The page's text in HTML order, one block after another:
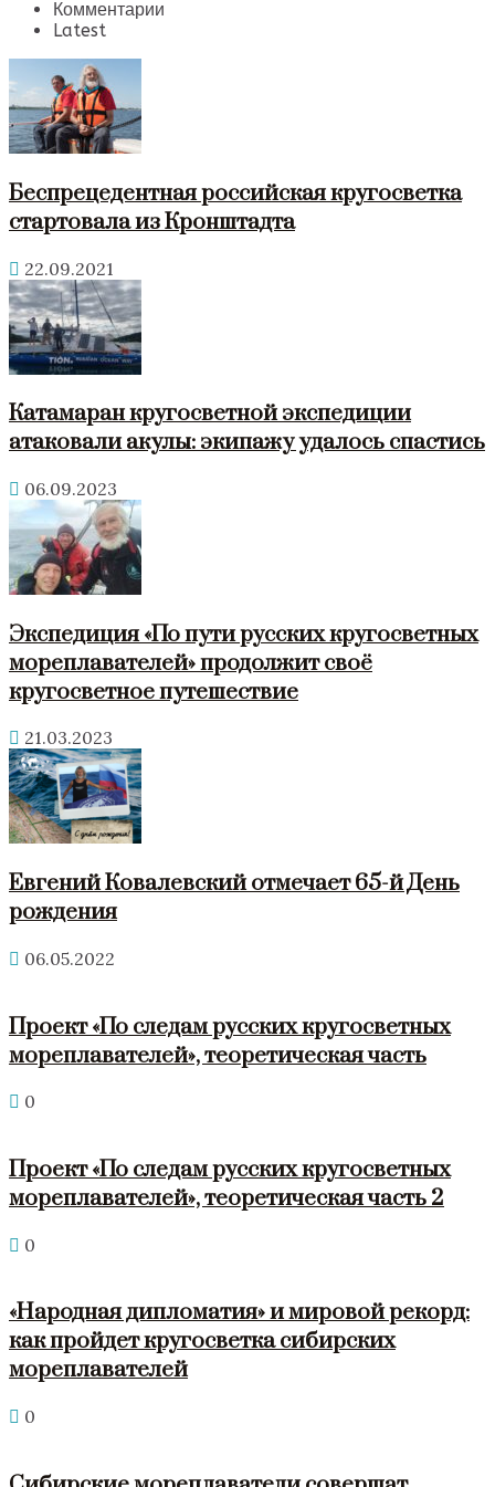
Комментарии
Latest
Беспрецедентная российская кругосветка
стартовала из Кронштадта
22.09.2021
Катамаран кругосветной экспедиции
атаковали акулы: экипажу удалось спастись
06.09.2023
Экспедиция «По пути русских кругосветных
мореплавателей» продолжит своё
кругосветное путешествие
21.03.2023
Евгений Ковалевский отмечает 65-й День
рождения
06.05.2022
Проект «По следам русских кругосветных
мореплавателей», теоретическая часть
0
Проект «По следам русских кругосветных
мореплавателей», теоретическая часть 2
0
«Народная дипломатия» и мировой рекорд:
как пройдет кругосветка сибирских
мореплавателей
0